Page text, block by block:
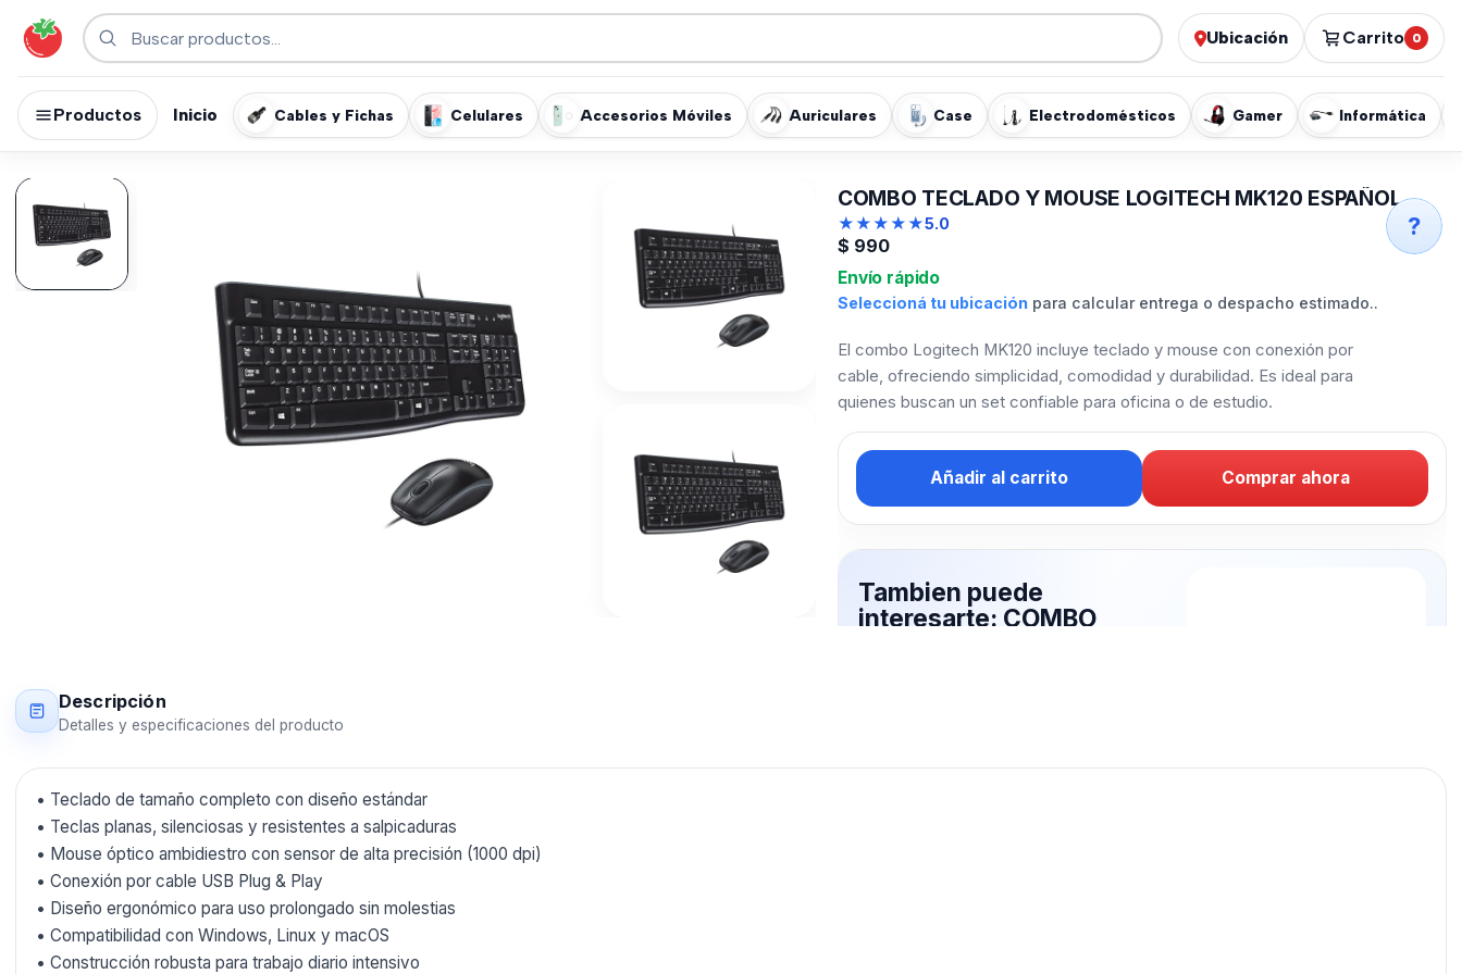
Ubicación Carrito 0
Productos Inicio Cables y Fichas Celulares Accesorios Móviles Auriculares Case Electrodomésticos Gamer Informática
COMBO TECLADO Y MOUSE LOGITECH MK120 ESPAÑOL
★★★★★5.0
$ 990
Envío rápido
Seleccioná tu ubicación para calcular entrega o despacho estimado..
El combo Logitech MK120 incluye teclado y mouse con conexión por
cable, ofreciendo simplicidad, comodidad y durabilidad. Es ideal para
quienes buscan un set confiable para oficina o de estudio.
Añadir al carrito Comprar ahora
Tambien puede
interesarte: COMBO
Descripción
Detalles y especificaciones del producto
• Teclado de tamaño completo con diseño estándar
• Teclas planas, silenciosas y resistentes a salpicaduras
• Mouse óptico ambidiestro con sensor de alta precisión (1000 dpi)
• Conexión por cable USB Plug & Play
• Diseño ergonómico para uso prolongado sin molestias
• Compatibilidad con Windows, Linux y macOS
• Construcción robusta para trabajo diario intensivo
?